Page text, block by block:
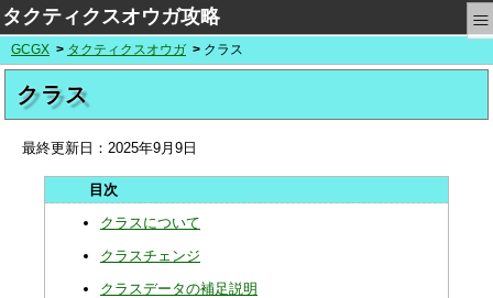
タクティクスオウガ攻略 ≡
GCGX タクティクスオウガ クラス
クラス
最終更新日： 2025年9月9日
クラスについて
クラスチェンジ
クラスデータの補足説明